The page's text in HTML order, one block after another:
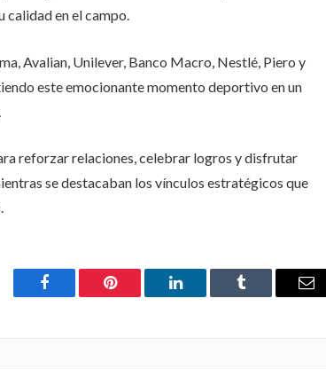
calidad en el campo.
Avalian, Unilever, Banco Macro, Nestlé, Piero y
este emocionante momento deportivo en un
reforzar relaciones, celebrar logros y disfrutar
se destacaban los vínculos estratégicos que
Facebook Pinterest LinkedIn Tumblr